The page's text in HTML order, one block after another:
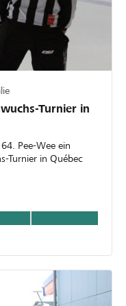
Turnier in
Pee-Wee ein
Turnier in Québec